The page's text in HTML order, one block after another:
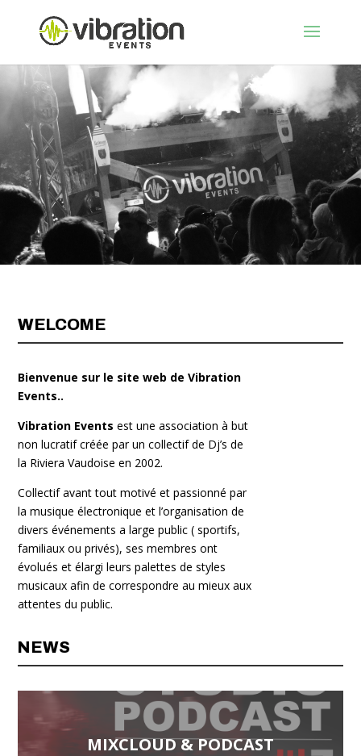
WELCOME
Bienvenue sur le site web de Vibration
Events..
Vibration Events est une association à but
non lucratif créée par un collectif de Dj’s de
la Riviera Vaudoise en 2002.
Collectif avant tout motivé et passionné par
la musique électronique et l’organisation de
divers événements a large public ( sportifs,
familiaux ou privés), ses membres ont
évolués et élargi leurs palettes de styles
musicaux afin de correspondre au mieux aux
attentes du public.
NEWS
MIXCLOUD & PODCAST